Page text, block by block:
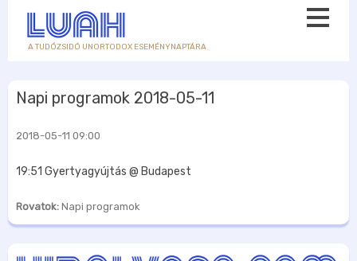
A TUDÓZSIDÓ UNORTODOX ESEMÉNYNAPTÁRA
Napi programok 2018-05-11
2018-05-11 09:00
19:51 Gyertyagyújtás @ Budapest
Rovatok: Napi programok